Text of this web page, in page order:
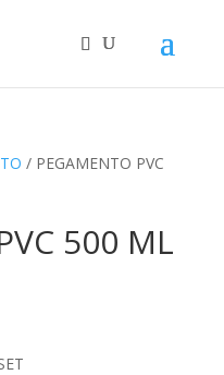
/ PEGAMENTO PVC
500 ML